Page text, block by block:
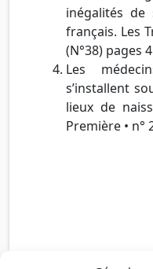
inégalités
français. Les
(N°38) pages
Les
s’installent
lieux de
Première • n°